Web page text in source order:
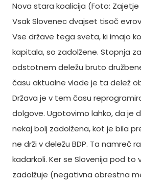
Nova stara koalicija (Foto:
Vsak Slovenec dvajset tisoč
Vse države tega sveta, ki imajo
kapitala, so zadolžene. Stopnja
odstotnem deležu bruto
času aktualne vlade je ta delež
Država je v tem času
dolgove. Ugotovimo lahko, da je
nekaj bolj zadolžena, kot je bila
ne drži v deležu BDP. Ta namreč
kadarkoli. Ker se Slovenija pod
zadolžuje (negativna obrestna